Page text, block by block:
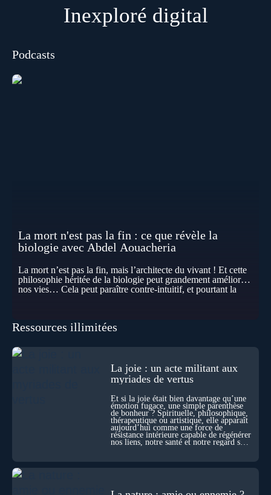
Inexploré digital
Podcasts
La mort n'est pas la fin : ce que révèle la
biologie avec Abdel Aouacheria
La mort n’est pas la fin, mais l’architecte du vivant ! Et cette
philosophie héritée de la biologie peut grandement améliorer
nos vies… Cela peut paraître contre-intuitif, et pourtant la
se construisent grâce à des milliers de morts cellulaires
effacements nécessaires façonnent la vie elle-même. À toutes
les échelles, la mort apparaît moins comme une rupture que
comme une logique active du vivant. Alors, la biologie peut-
elle transformer notre manière de penser la mort ? Existe-t-il
des ponts avec nos intuitions métaphysiques sur le cycle de
l’âme ? Nous en parlons avec Abdel Aouacheria, docteur en
biochimie et spécialiste de la mort cellulaire.
Ressources illimitées
La joie : un acte militant aux
myriades de vertus
Et si la joie était bien davantage qu’une
émotion fugace, une simple parenthèse
de bonheur ? Spirituelle, philosophique,
thérapeutique ou artistique, elle apparaît
aujourd’hui comme une force de
résistance intérieure capable de régénérer
nos liens, notre santé et notre regard sur